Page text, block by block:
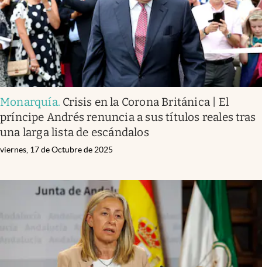
Monarquía. Crisis en la Corona Británica | El
príncipe Andrés renuncia a sus títulos reales tras
una larga lista de escándalos
viernes, 17 de Octubre de 2025